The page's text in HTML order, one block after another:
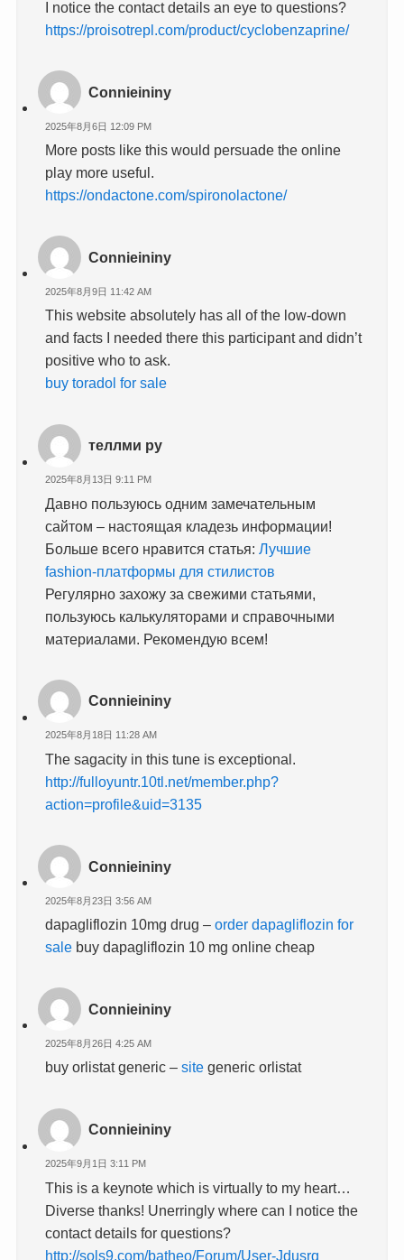
I notice the contact details an eye to questions?
https://proisotrepl.com/product/cyclobenzaprine/
Connieininy
2025年8月6日 12:09 PM
More posts like this would persuade the online
play more useful.
https://ondactone.com/spironolactone/
Connieininy
2025年8月9日 11:42 AM
This website absolutely has all of the low-down
and facts I needed there this participant and didn’t
positive who to ask.
buy toradol for sale
теллми ру
2025年8月13日 9:11 PM
Давно пользуюсь одним замечательным
сайтом – настоящая кладезь информации!
Больше всего нравится статья:Лучшие
fashion-платформы для стилистов
Регулярно захожу за свежими статьями,
пользуюсь калькуляторами и справочными
материалами. Рекомендую всем!
Connieininy
2025年8月18日 11:28 AM
The sagacity in this tune is exceptional.
http://fulloyuntr.10tl.net/member.php?
action=profile&uid=3135
Connieininy
2025年8月23日 3:56 AM
dapagliflozin 10mg drug –order dapagliflozin for
sale buy dapagliflozin 10 mg online cheap
Connieininy
2025年8月26日 4:25 AM
buy orlistat generic –site generic orlistat
Connieininy
2025年9月1日 3:11 PM
This is a keynote which is virtually to my heart…
Diverse thanks! Unerringly where can I notice the
contact details for questions?
http://sols9.com/batheo/Forum/User-Jdusrq